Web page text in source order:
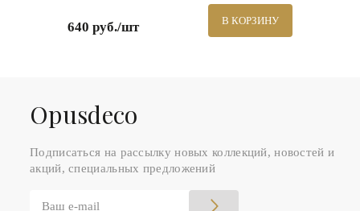
640 руб./шт В КОРЗИНУ
Оpusdeco
Подписаться на рассылку новых коллекций, новостей и
акций, специальных предложений